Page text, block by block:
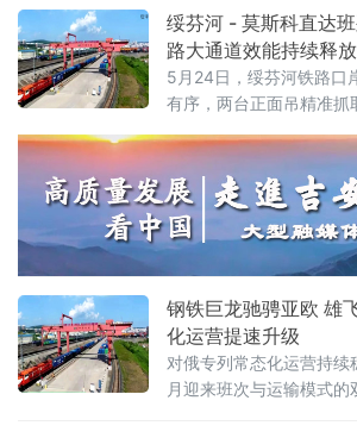
心的新浪潮，正试图通过一张张电子或纸质票
的“短暂流量”，并将其转化为实实在在的“消费
全城：消费场景
绥芬河 - 莫斯科直达
路大通道效能持续释放
5月24日，绥芬河铁路口
有序，两台正面吊精准抓
二、三列“绥芬河—莫斯
即将满载110个集装箱、
币的货物启程赴俄，标志
路运能实现新跃升。
钢铁巨龙驰骋亚欧 雄
化运营提速升级
对俄专列常态化运营持
月迎来班次与运输模式